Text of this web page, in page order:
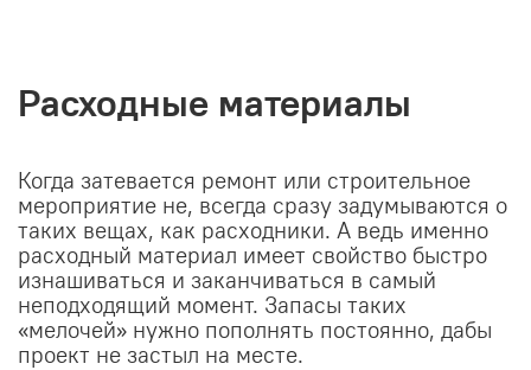
Расходные материалы
Когда затевается ремонт или строительное
мероприятие не, всегда сразу задумываются о
таких вещах, как расходники. А ведь именно
расходный материал имеет свойство быстро
изнашиваться и заканчиваться в самый
неподходящий момент. Запасы таких
«мелочей» нужно пополнять постоянно, дабы
проект не застыл на месте.